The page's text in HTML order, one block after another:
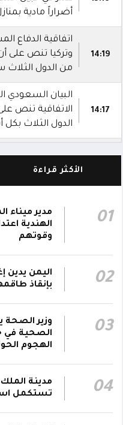
أضراراً مادية
14:19
اتفاقية الدفاع
وتركيا تنص
من الدول
14:17
البيان السعودي
الاتفاقية تنص
الدول الثلاث بكل
مشترك
بمُسيرة حوثية
دفاع شبوة في
12:02
11:57
صاروخ حوثي
ويصيب عدداً
سكنية
الأكثر قراءة
01
مدير ميناء
الهندية
وقوتهم
02
اليمن يدين
بإنقاذ
03
وزير الصحة
الصحية في
الهجوم
04
مدينة
تستكمل